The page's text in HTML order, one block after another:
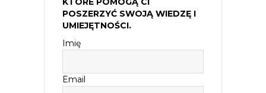
POSZERZYĆ SWOJĄ WIEDZĘ I
UMIEJĘTNOŚCI.
Imię
Email